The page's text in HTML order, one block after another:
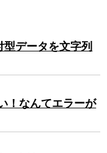
データを文字列
！なんてエラーが